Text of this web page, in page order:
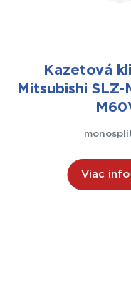
Kazetová
Mitsubishi SLZ-
Viac